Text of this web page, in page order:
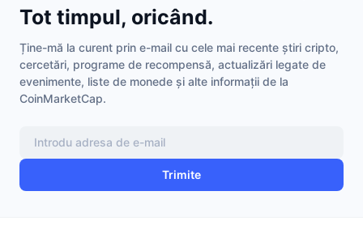
Tot timpul, oricând.
Ține-mă la curent prin e-mail cu cele mai recente știri cripto,
cercetări, programe de recompensă, actualizări legate de
evenimente, liste de monede și alte informații de la
CoinMarketCap.
Trimite